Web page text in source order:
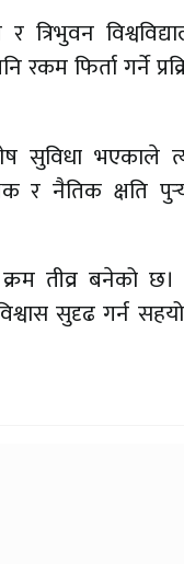
फिर्ता गर्ने
सुविधा भएकाले
र नैतिक क्षति
क्रम तीव्र बनेको
सुदृढ गर्न